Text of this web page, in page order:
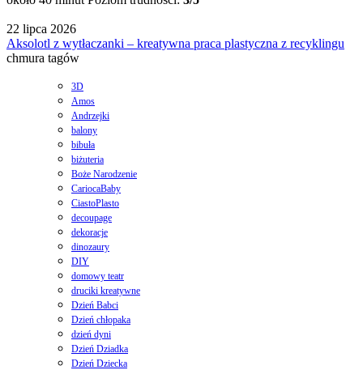
22 lipca 2026
Aksolotl z wytłaczanki – kreatywna praca plastyczna z recyklingu
chmura tagów
3D
Amos
Andrzejki
balony
bibuła
biżuteria
Boże Narodzenie
CariocaBaby
CiastoPlasto
decoupage
dekoracje
dinozaury
DIY
domowy teatr
druciki kreatywne
Dzień Babci
Dzień chłopaka
dzień dyni
Dzień Dziadka
Dzień Dziecka